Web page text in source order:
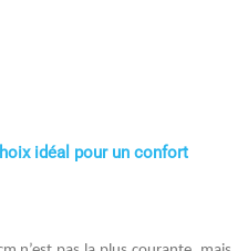
idéal pour un confort